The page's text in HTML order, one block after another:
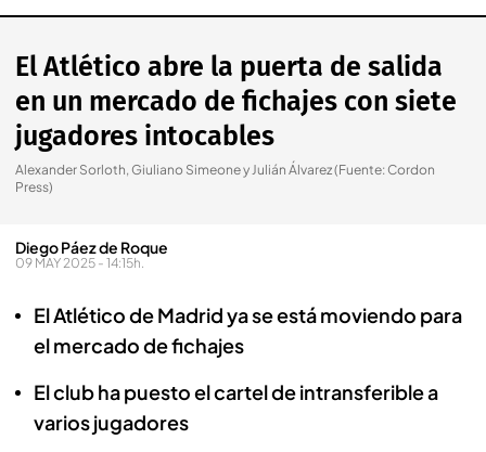
El Atlético abre la puerta de salida
en un mercado de fichajes con siete
jugadores intocables
Alexander Sorloth, Giuliano Simeone y Julián Álvarez (Fuente: Cordon
Press)
Diego Páez de Roque
09 MAY 2025 - 14:15h.
El Atlético de Madrid ya se está moviendo para
el mercado de fichajes
El club ha puesto el cartel de intransferible a
varios jugadores